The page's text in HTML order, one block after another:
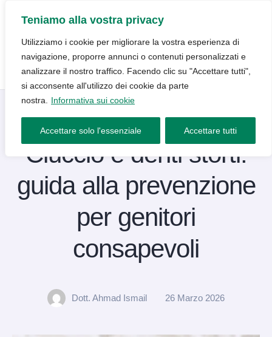
Teniamo alla vostra privacy
Utilizziamo i cookie per migliorare la vostra esperienza di
navigazione, proporre annunci o contenuti personalizzati e
analizzare il nostro traffico. Facendo clic su "Accettare tutti",
si acconsente all'utilizzo dei cookie da parte
nostra.
Informativa sui cookie
Accettare solo l'essenziale Accettare tutti
Ciuccio e denti storti:
guida alla prevenzione
per genitori
consapevoli
Dott. Ahmad Ismail 26 Marzo 2026